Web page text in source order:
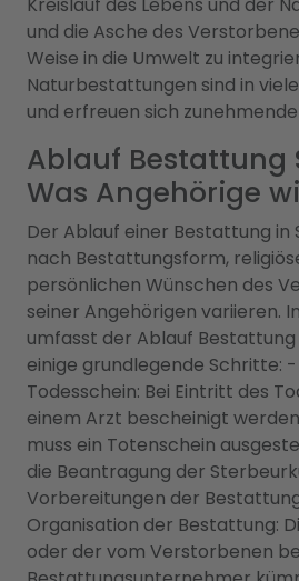
und die Asche des
Weise in die Umwelt zu
Naturbestattungen sind in
und erfreuen sich
Ablauf
Was Angehörige
Der Ablauf einer Bestattung
nach Bestattungsform,
persönlichen Wünschen des
seiner Angehörigen variieren.
umfasst der Ablauf
einige grundlegende Schritte:
Todesschein: Bei Eintritt des
einem Arzt bescheinigt
muss ein Totenschein
die Beantragung der
Vorbereitungen der
Organisation der Bestattung:
oder der vom Verstorbenen